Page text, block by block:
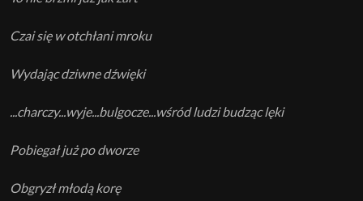
Czai się w otchłani mroku
Wydając dziwne dźwięki
...charczy...wyje...bulgocze...wśród ludzi budząc lęki
Pobiegał już po dworze
Obgryzł młodą korę